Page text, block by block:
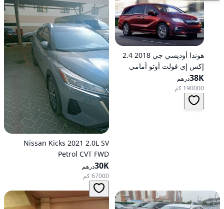
هوندا أوديسي جي 2018 2.4
إكس إي فولت أوتو أمامي
الدفع
38Kدرهم
190000 كم
Nissan Kicks 2021 2.0L SV
Petrol CVT FWD
30Kدرهم
67000 كم